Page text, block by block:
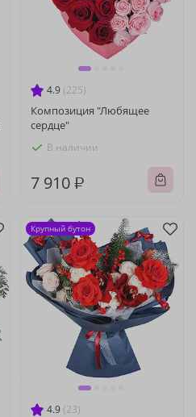
4.9 (225)
Композиция "Любящее
сердце"
В наличии
7 910 ₽
4.9 (23)
Крупный бутон